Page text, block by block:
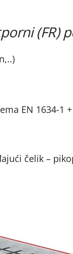
(FR)
EN 1634-1 +
čelik –